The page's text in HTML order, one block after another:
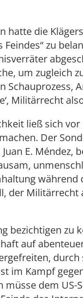
hatte die
zu
um zugleich
Schauprozess,
Militärrecht
ließ sich
Der
E. Méndez,
während
der Militärrecht
bezichtigen zu
auf
durch
im Kampf
müsse dem US-